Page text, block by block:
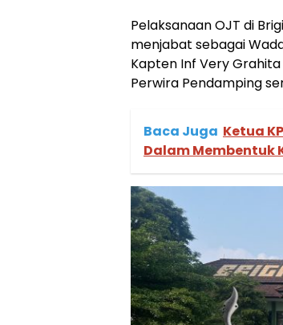
Pelaksanaan OJT di
menjabat sebagai
Kapten Inf Very Grahita
Perwira Pendamping
Baca Juga Ketua
Dalam Membentuk